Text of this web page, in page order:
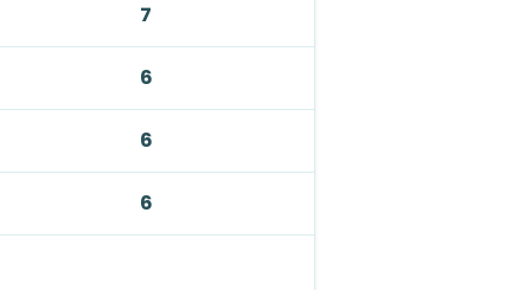
7
6
6
6